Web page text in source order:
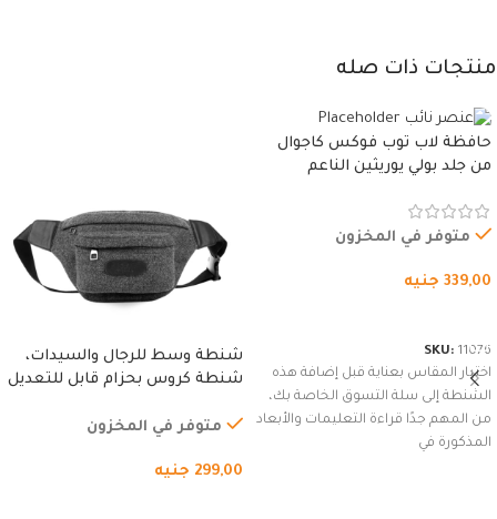
منتجات ذات صله
حافظة لاب توب فوكس كاجوال
من جلد بولي يوريثين الناعم
وسوستة.
متوفر في المخزون
339,00 جنيه
SKU: 11076
اختيار المقاس بعناية قبل إضافة هذه
الشنطة إلى سلة التسوق الخاصة بك،
من المهم جدًا قراءة التعليمات والأبعاد
المذكورة في
شنطة وسط للرجال والسيدات،
شنطة كروس بحزام قابل للتعديل
السفر، الجري العادي، المشي
(رمادي)
متوفر في المخزون
299,00 جنيه